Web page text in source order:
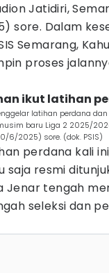
Jatidiri,
sore. Dalam
Semarang,
proses
ikut latihan
latihan perdana
baru Liga 2 2025/
6/2025) sore. (dok. PSIS)
perdana kali
saja resmi
Jenar tengah
seleksi dan